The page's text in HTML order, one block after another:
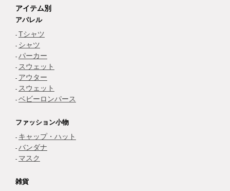
アイテム別
アパレル
Tシャツ
シャツ
パーカー
スウェット
アウター
スウェット
ベビーロンパース
ファッション小物
キャップ・ハット
バンダナ
マスク
雑貨